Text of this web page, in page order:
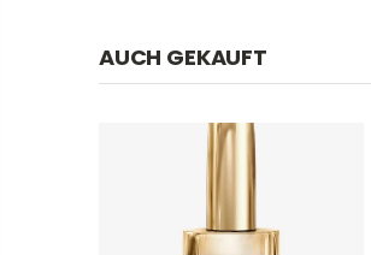
AUCH GEKAUFT